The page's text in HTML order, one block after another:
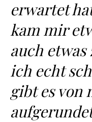
erwartet
kam mir
auch etwas
ich echt
gibt es von